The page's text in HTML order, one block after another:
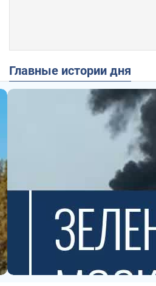
Главные истории дня